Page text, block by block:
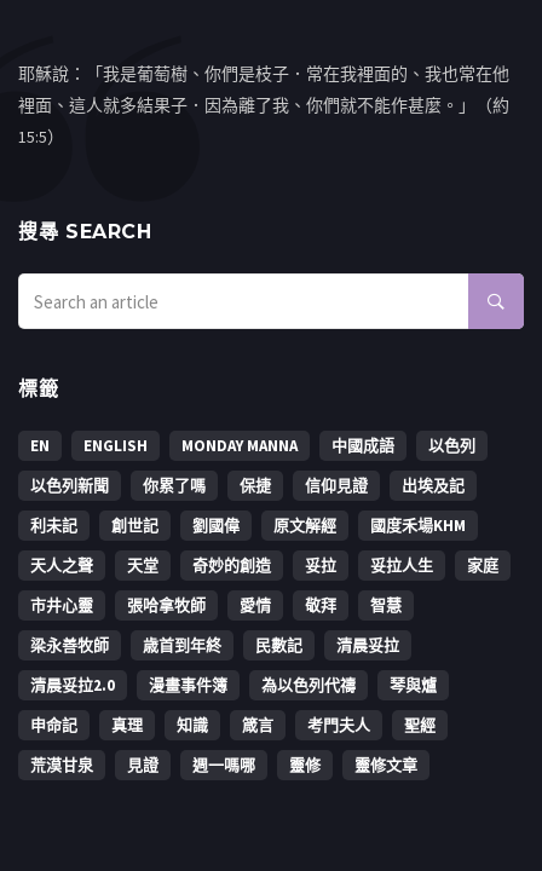
耶穌說：「我是葡萄樹、你們是枝子．常在我裡面的、我也常在他
裡面、這人就多結果子．因為離了我、你們就不能作甚麼。」（約
15:5）
搜㝷 SEARCH
標籤
EN ENGLISH MONDAY MANNA 中國成語
以色列
以色列新聞
你累了嗎 保捷 信仰見證
出埃及記
利未記
創世記 劉國偉 原文解經
國度禾場KHM
天人之聲
天堂 奇妙的創造 妥拉 妥拉人生
家庭
市井心靈
張哈拿牧師 愛情 敬拜
智慧
梁永善牧師
歳首到年終 民數記
清晨妥拉
清晨妥拉2.0
漫畫事件簿 為以色列代禱
琴與爐
申命記
真理 知識 箴言 考門夫人
聖經
荒漠甘泉
見證 週一嗎哪 靈修 靈修文章